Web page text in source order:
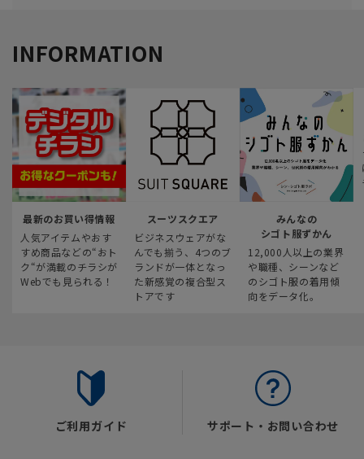
INFORMATION
最新のお買い得情報
人気アイテムやおす
すめ商品などの“おト
ク“が満載のチラシが
Webでも見られる！
スーツスクエア
ビジネスウェアがな
んでも揃う、4つのブ
ランドが一体となっ
た新感覚の複合型ス
トアです
みんなの
シゴト服ずかん
12,000人以上の業界
や職種、シーンなど
のシゴト服の着用傾
向をデータ化。
ご利用ガイド サポート・お問い合わせ